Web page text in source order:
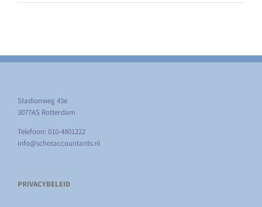
Stadionweg 43e
3077AS Rotterdam
Telefoon: 010-4801222
info@schotaccountants.nl
PRIVACYBELEID